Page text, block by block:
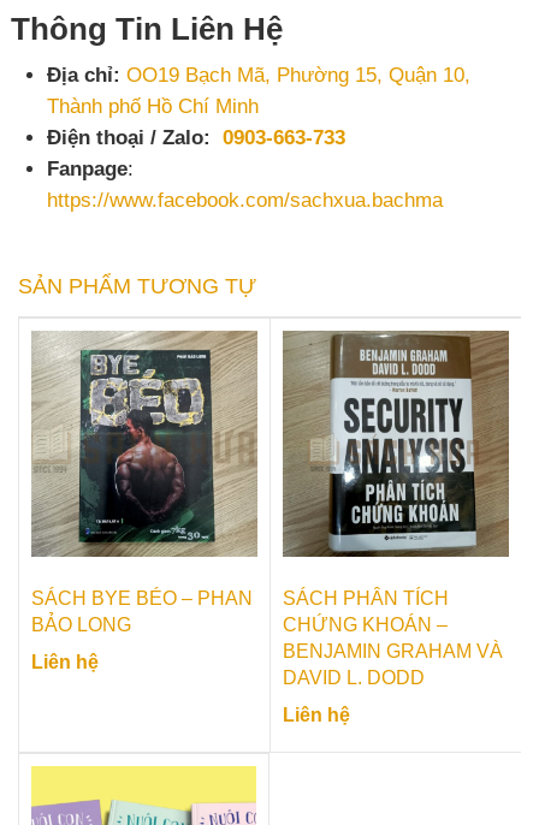
Thông Tin Liên Hệ
Địa chỉ: OO19 Bạch Mã, Phường 15, Quận 10,
Thành phố Hồ Chí Minh
Điện thoại / Zalo: 0903-663-733
Fanpage:
https://www.facebook.com/sachxua.bachma
SẢN PHẨM TƯƠNG TỰ
SÁCH BYE BÉO – PHAN
BẢO LONG
Liên hệ
SÁCH PHÂN TÍCH
CHỨNG KHOÁN –
BENJAMIN GRAHAM VÀ
DAVID L. DODD
Liên hệ